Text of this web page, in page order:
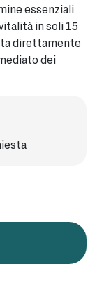
essenziali
in soli 15
direttamente
dei